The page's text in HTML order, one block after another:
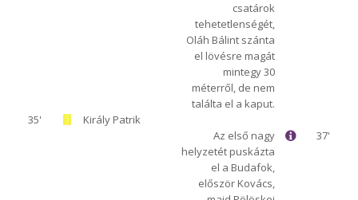
csatárok
tehetetlenségét,
Oláh Bálint szánta
el lövésre magát
mintegy 30
méterről, de nem
találta el a kaput.
35'
Király Patrik
37'
Az első nagy
helyzetét puskázta
el a Budafok,
először Kovács,